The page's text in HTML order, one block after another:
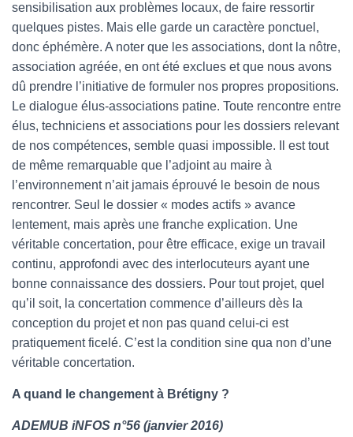
sensibilisation aux problèmes locaux, de faire ressortir
quelques pistes. Mais elle garde un caractère ponctuel,
donc éphémère. A noter que les associations, dont la nôtre,
association agréée, en ont été exclues et que nous avons
dû prendre l’initiative de formuler nos propres propositions.
Le dialogue élus-associations patine. Toute rencontre entre
élus, techniciens et associations pour les dossiers relevant
de nos compétences, semble quasi impossible. Il est tout
de même remarquable que l’adjoint au maire à
l’environnement n’ait jamais éprouvé le besoin de nous
rencontrer. Seul le dossier « modes actifs » avance
lentement, mais après une franche explication. Une
véritable concertation, pour être efficace, exige un travail
continu, approfondi avec des interlocuteurs ayant une
bonne connaissance des dossiers. Pour tout projet, quel
qu’il soit, la concertation commence d’ailleurs dès la
conception du projet et non pas quand celui-ci est
pratiquement ficelé. C’est la condition sine qua non d’une
véritable concertation.
A quand le changement à Brétigny ?
ADEMUB iNFOS n°56 (janvier 2016)